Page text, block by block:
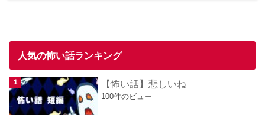
人気の怖い話ランキング
【怖い話】悲しいね
100件のビュー